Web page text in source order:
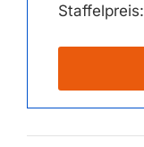
Staffelpreis: